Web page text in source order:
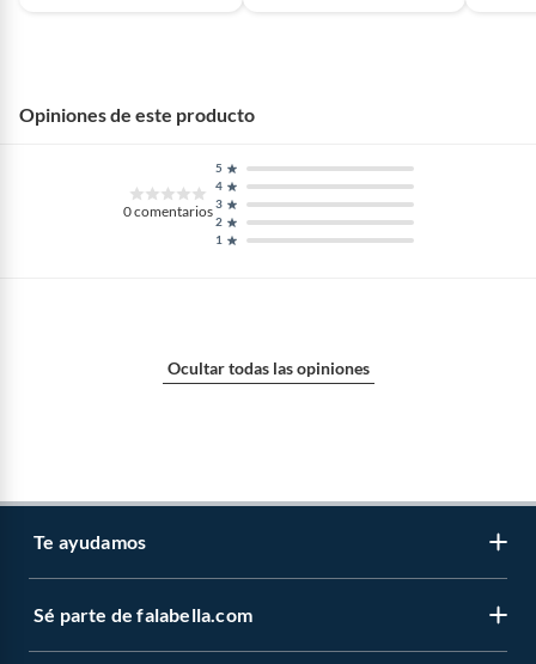
Opiniones de este producto
0comentarios
1
2
3
4
5
Ocultar todas las opiniones
Te ayudamos
Atención por WhatsApp
Sé parte de falabella.com